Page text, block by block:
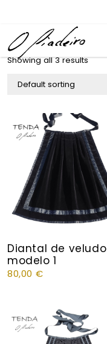
Showing all 3 results
Diantal de veludo
modelo 1
80,00 €